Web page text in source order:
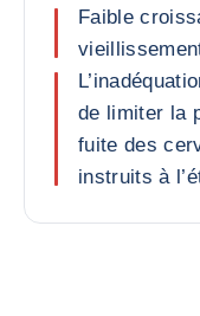
Faible
de limiter la
fuite des
instruits à